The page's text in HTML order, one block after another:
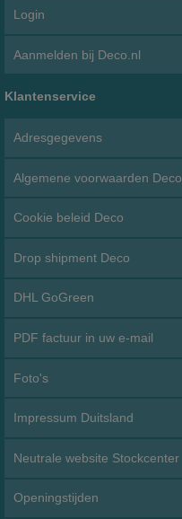
Login
Aanmelden bij Deco.nl
Klantenservice
Adresgegevens
Algemene voorwaarden Deco
Cookie beleid Deco
Drop shipment Deco
DHL GoGreen
PDF factuur in uw e-mail
Foto's
Impressum Duitsland
Neutrale website Stockcenter
Openingstijden